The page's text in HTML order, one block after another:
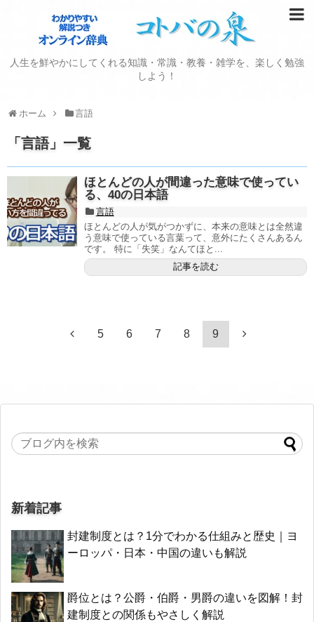
人生を鮮やかにしてくれる知識・常識・教養・雑学を、楽しく勉強
しよう！
ホーム 言語
「 言語」 一覧
ほとんどの人が間違った意味で使ってい
る、40の日本語
言語
ほとんどの人が気がつかずに、本来の意味とは全然違
う意味で使っている言葉って、意外にたくさんあるん
です。 特に「失笑」なんてほと...
記事を読む
5 6 7 8 9
新着記事
封建制度とは？1分でわかる仕組みと歴史｜ヨ
ーロッパ・日本・中国の違いも解説
爵位とは？公爵・伯爵・男爵の違いを図解！封
建制度との関係もやさしく解説